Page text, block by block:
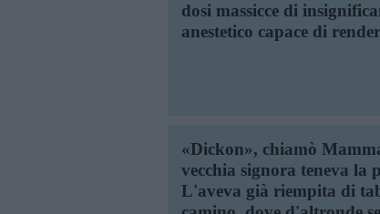
dosi massicce di
anestetico capace di
«Dickon», chiamò
vecchia signora teneva la
L'aveva già riempita di